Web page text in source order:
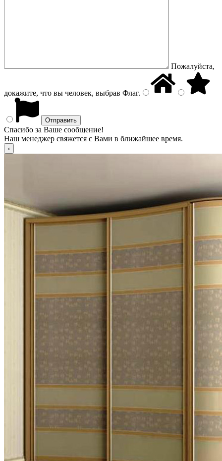
Пожалуйста,
докажите, что вы человек, выбрав Флаг.
Спасибо за Ваше сообщение!
Наш менеджер свяжется с Вами в ближайшее время.